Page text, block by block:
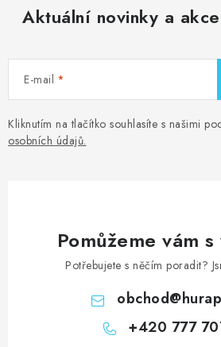
Aktuální novinky a
E-mail
Kliknutím na tlačítko souhlasíte s našimi
osobních údajů.
Pomůžeme vám
Potřebujete s něčím poradit?
obchod@
+420 777